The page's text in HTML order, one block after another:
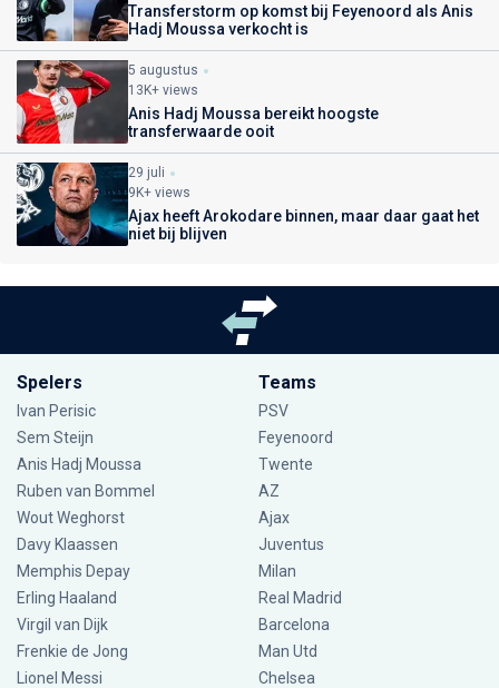
Transferstorm op komst bij Feyenoord als Anis
Hadj Moussa verkocht is
5 augustus
13K+ views
Anis Hadj Moussa bereikt hoogste
transferwaarde ooit
29 juli
9K+ views
Ajax heeft Arokodare binnen, maar daar gaat het
niet bij blijven
Spelers
Ivan Perisic
Sem Steijn
Anis Hadj Moussa
Ruben van Bommel
Wout Weghorst
Davy Klaassen
Memphis Depay
Erling Haaland
Virgil van Dijk
Frenkie de Jong
Lionel Messi
Teams
PSV
Feyenoord
Twente
AZ
Ajax
Juventus
Milan
Real Madrid
Barcelona
Man Utd
Chelsea